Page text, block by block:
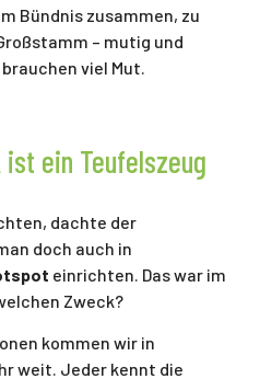
Bündnis zusammen, zu
– mutig und
viel Mut.
ist ein Teufelszeug
dachte der
doch auch in
einrichten. Das war im
Zweck?
kommen wir in
weit. Jeder kennt die